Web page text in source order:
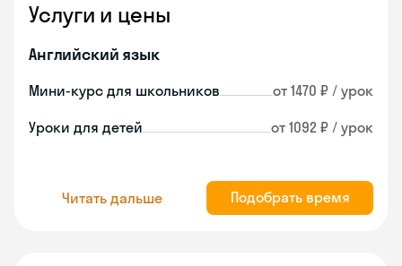
Услуги и цены
Английский язык
Мини-курс для школьников от 1470 ₽ / урок
Уроки для детей от 1092 ₽ / урок
Читать дальше Подобрать время